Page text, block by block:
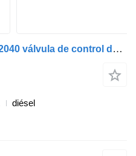
WABCO FH (01.05-) 9617242040 válvula de control de freno para Volvo FH12, FH16, NH12, FH, VNL780 (1993-2014) cabeza tractora
diésel